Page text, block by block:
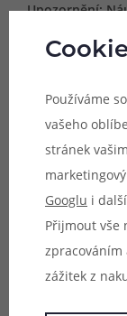
Upozornění:
(resinu) a
parametry tak
Parametry
Hodnocení (0)
Zeptejte se (0)
Používáme
vašeho
stránek
Googlu i
Přijmout vše
zpracováním
zážitek z